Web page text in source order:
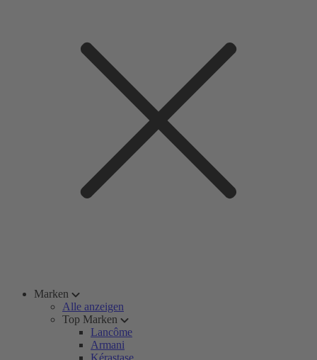
Marken
Alle anzeigen
Top Marken
Lancôme
Armani
Kérastase